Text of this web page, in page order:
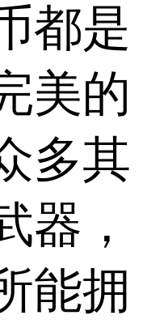
都是
美的
多其
器，
能拥